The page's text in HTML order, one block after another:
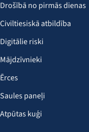
Drošībā no pirmās dienas
Civiltiesiskā atbildība
Digitālie riski
Mājdzīvnieki
Ērces
Saules paneļi
Atpūtas kuģi